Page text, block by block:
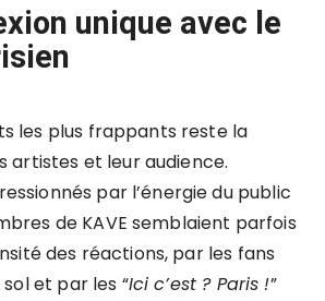
unique avec le
les plus frappants reste la
artistes et leur audience.
par l’énergie du public
de KAVE semblaient parfois
des réactions, par les fans
et par les “Ici c’est ? Paris !”